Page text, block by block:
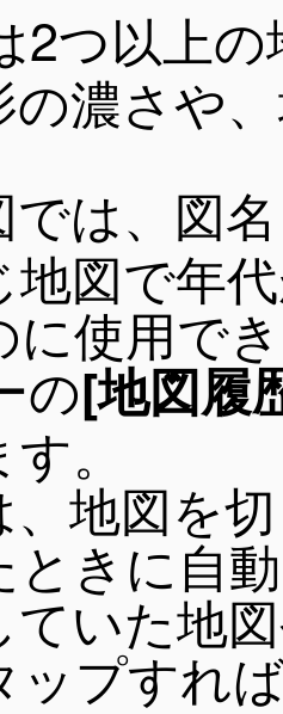
2つ以上
濃さや
は、図名
地図で年
に使用で
の[地図履
。
地図を
ときに自
ていた地
ップすれ